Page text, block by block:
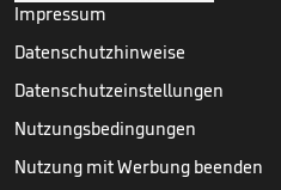
Impressum
Datenschutzhinweise
Datenschutzeinstellungen
Nutzungsbedingungen
Nutzung mit Werbung beenden